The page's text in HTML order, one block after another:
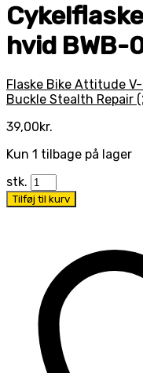
hvid BWB-
Flaske Bike Attitude
Buckle Stealth Repair
39,00kr.
Kun 1 tilbage på lager
stk.
Tilføj til kurv